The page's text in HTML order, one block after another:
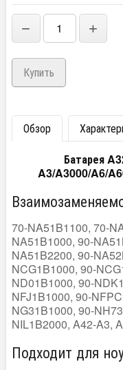
− +
Обзор
Батарея
A3/A3000/A6/
70-NA51B1100, 70-
NA51B1000, 90-
NA51B2200, 90-
NCG1B1000, 90-
ND01B1000, 90-
NFJ1B1000, 90-
NG31B1000, 90-
NIL1B2000, A42-A3,
Подходит для